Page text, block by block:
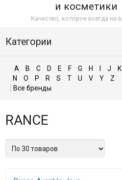
и косметики
Качество, которое всегда на
Категории
A B C D E F G H J K
N
O P R S T U V Y Z
RANCE